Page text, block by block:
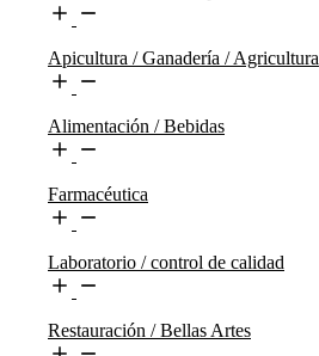
Apicultura / Ganadería / Agricultura
Alimentación / Bebidas
Farmacéutica
Laboratorio / control de calidad
Restauración / Bellas Artes